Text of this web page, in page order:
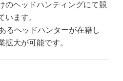
のヘッドハンティングにて競
います。
るヘッドハンターが在籍し
拡大が可能です。